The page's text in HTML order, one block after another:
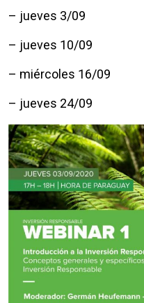
– jueves 3/09
– jueves 10/09
– miércoles 16/09
– jueves 24/09